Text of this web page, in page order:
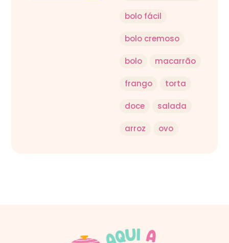
bolo fácil
bolo cremoso
bolo macarrão
frango torta
doce salada
arroz ovo